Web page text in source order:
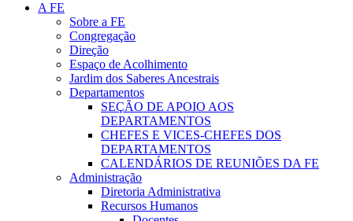
A FE
Sobre a FE
Congregação
Direção
Espaço de Acolhimento
Jardim dos Saberes Ancestrais
Departamentos
SEÇÃO DE APOIO AOS
DEPARTAMENTOS
CHEFES E VICES-CHEFES DOS
DEPARTAMENTOS
CALENDÁRIOS DE REUNIÕES DA FE
Administração
Diretoria Administrativa
Recursos Humanos